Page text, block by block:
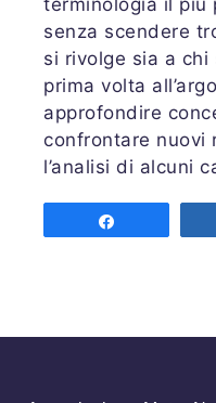
senza scendere
si rivolge sia a
prima volta
approfondire
confrontare nuovi
l’analisi di alcuni